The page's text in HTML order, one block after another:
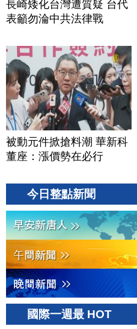
長崎矮化台灣遭質疑 台代
表籲勿淪中共法律戰
被動元件掀搶料潮 華新科
董座：漲價勢在必行
今日整點新聞
國際一週最 HOT